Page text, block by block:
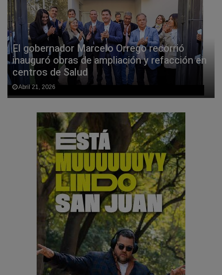
El gobernador Marcelo Orrego recorrió
inauguró obras de ampliación y refacción en
centros de Salud
Abril 21, 2026